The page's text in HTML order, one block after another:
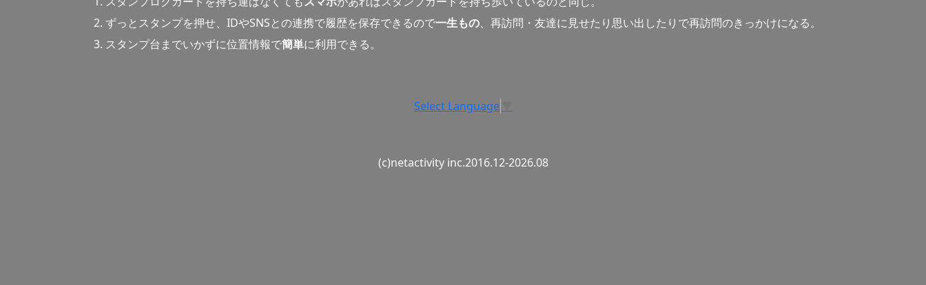
ずっとスタンプを押せ、IDやSNSとの連携で履歴を保存できるので一生もの、再訪問・友達に見せたり思い出したりで再訪問のきっかけになる。
スタンプ台までいかずに位置情報で簡単に利用できる。
Select Language
(c)netactivity inc.2016.12-2026.08